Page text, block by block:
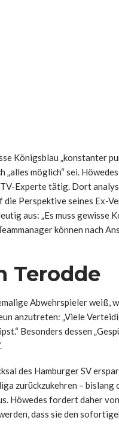
Königsblau „konstanter
„alles möglich“ sei.
TV-Experte tätig. Dort
Perspektive seines Ex-
aus: „Es muss gewisse
können nach
Terodde
Abwehrspieler weiß,
anzutreten: „Viele
Besonders dessen
des Hamburger SV
zurückzukehren – bislang
Höwedes fordert daher
dass sie den